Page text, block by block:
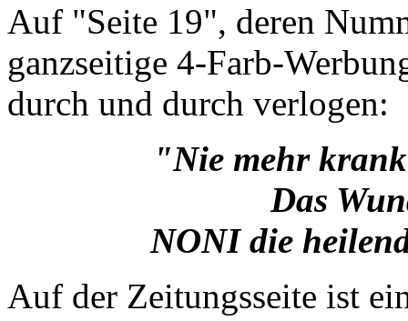
Auf "Seite 19", deren
ganzseitige 4-Farb-
durch und durch verlogen:
"Nie mehr
Das
NONI die
Auf der Zeitungsseite ist